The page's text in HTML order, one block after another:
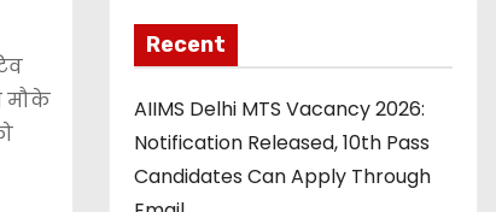
मौके
Recent
AIIMS Delhi MTS Vacancy 2026:
Notification Released, 10th Pass
Candidates Can Apply Through